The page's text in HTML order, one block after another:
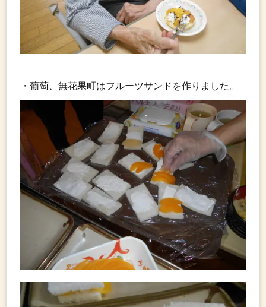
・葡萄、無花果町はフルーツサンドを作りました。